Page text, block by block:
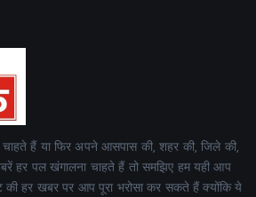
हैं या फिर अपने आसपास की, शहर की, जिले की,
हर पल खंगालना चाहते हैं तो समझिए हम यही आप
हर खबर पर आप पूरा भरोसा कर सकते हैं क्योंकि ये